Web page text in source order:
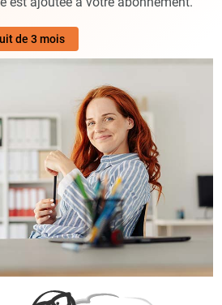
de 3 mois